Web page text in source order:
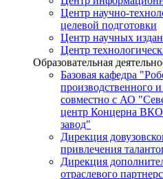
Центр научно-
целевой подготовки
Центр научных
Центр
Образовательная
Базовая кафедра
производственного
совместно с АО
центр Концерна
завод"
Дирекция
привлечения
Дирекция
отраслевого